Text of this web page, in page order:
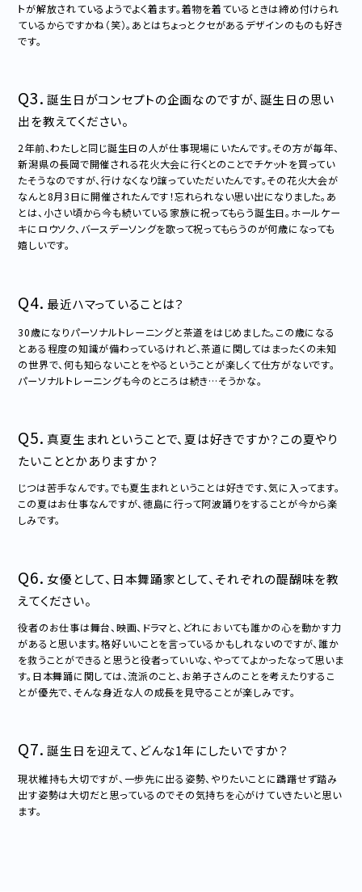
トが解放されているようでよく着ます。着物を着ているときは締め付けられ
ているからですかね（笑）。あとはちょっとクセがあるデザインのものも好き
です。
Q3. 誕生日がコンセプトの企画なのですが、誕生日の思い
出を教えてください。
2年前、わたしと同じ誕生日の人が仕事現場にいたんです。その方が毎年、
新潟県の長岡で開催される花火大会に行くとのことでチケットを買ってい
たそうなのですが、行けなくなり譲っていただいたんです。その花火大会が
なんと8月3日に開催されたんです！忘れられない思い出になりました。あ
とは、小さい頃から今も続いている家族に祝ってもらう誕生日。ホールケー
キにロウソク、バースデーソングを歌って祝ってもらうのが何歳になっても
嬉しいです。
Q4. 最近ハマっていることは？
30歳になりパーソナルトレーニングと茶道をはじめました。この歳になる
とある程度の知識が備わっているけれど、茶道に関してはまったくの未知
の世界で、何も知らないことをやるということが楽しくて仕方がないです。
パーソナルトレーニングも今のところは続き…そうかな。
Q5. 真夏生まれということで、夏は好きですか？この夏やり
たいこととかありますか？
じつは苦手なんです。でも夏生まれということは好きです、気に入ってます。
この夏はお仕事なんですが、徳島に行って阿波踊りをすることが今から楽
しみです。
Q6. 女優として、日本舞踊家として、それぞれの醍醐味を教
えてください。
役者のお仕事は舞台、映画、ドラマと、どれにおいても誰かの心を動かす力
があると思います。格好いいことを言っているかもしれないのですが、誰か
を救うことができると思うと役者っていいな、やっててよかったなって思いま
す。日本舞踊に関しては、流派のこと、お弟子さんのことを考えたりするこ
とが優先で、そんな身近な人の成長を見守ることが楽しみです。
Q7. 誕生日を迎えて、どんな1年にしたいですか？
現状維持も大切ですが、一歩先に出る姿勢、やりたいことに躊躇せず踏み
出す姿勢は大切だと思っているのでその気持ちを心がけていきたいと思い
ます。